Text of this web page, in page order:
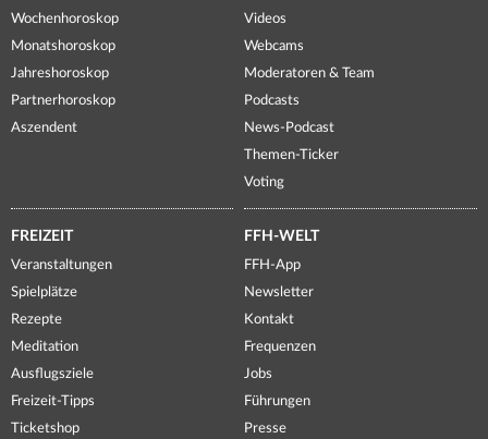
Wochenhoroskop
Monatshoroskop
Jahreshoroskop
Partnerhoroskop
Aszendent
Videos
Webcams
Moderatoren & Team
Podcasts
News-Podcast
Themen-Ticker
Voting
FREIZEIT
Veranstaltungen
Spielplätze
Rezepte
Meditation
Ausflugsziele
Freizeit-Tipps
Ticketshop
FFH-WELT
FFH-App
Newsletter
Kontakt
Frequenzen
Jobs
Führungen
Presse